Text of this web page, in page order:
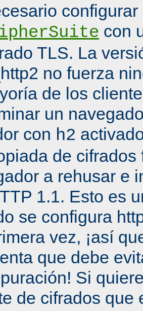
configurar
con
TLS. La
no fuerza
de los
un
con h2
de cifrados
a rehusar e
1.1. Esto es
se configura
vez, ¡así
que debe
Si
de cifrados que